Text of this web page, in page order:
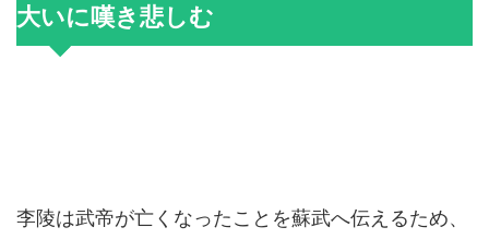
大いに嘆き悲しむ
李陵は武帝が亡くなったことを蘇武へ伝えるため、